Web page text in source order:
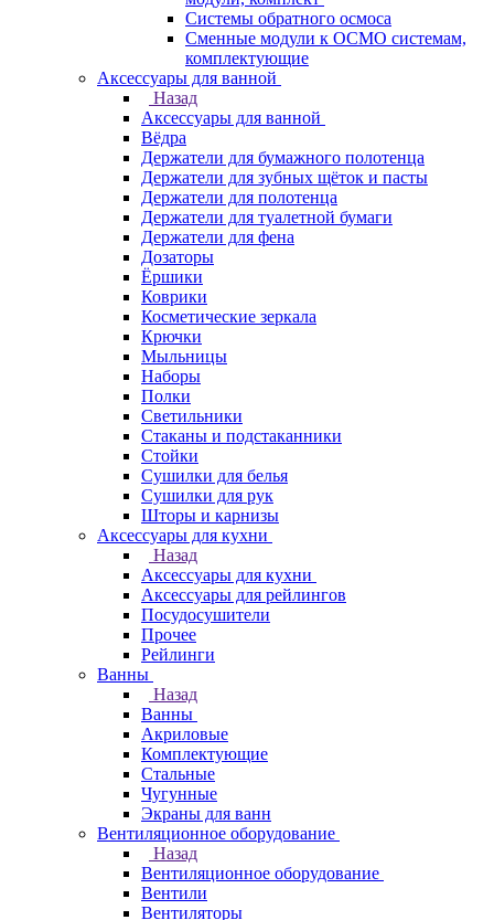
Системы обратного осмоса
Сменные модули к ОСМО системам,
комплектующие
Аксессуары для ванной
Назад
Аксессуары для ванной
Вёдра
Держатели для бумажного полотенца
Держатели для зубных щёток и пасты
Держатели для полотенца
Держатели для туалетной бумаги
Держатели для фена
Дозаторы
Ёршики
Коврики
Косметические зеркала
Крючки
Мыльницы
Наборы
Полки
Светильники
Стаканы и подстаканники
Стойки
Сушилки для белья
Сушилки для рук
Шторы и карнизы
Аксессуары для кухни
Назад
Аксессуары для кухни
Аксессуары для рейлингов
Посудосушители
Прочее
Рейлинги
Ванны
Назад
Ванны
Акриловые
Комплектующие
Стальные
Чугунные
Экраны для ванн
Вентиляционное оборудование
Назад
Вентиляционное оборудование
Вентили
Вентиляторы